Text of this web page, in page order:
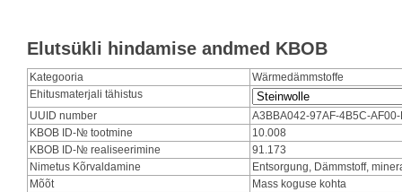
Elutsükli hindamise andmed KBOB
Kategooria
Wärmedämmstoffe
Ehitusmaterjali tähistus
UUID number
A3BBA042-97AF-4B5C-
KBOB ID-№ tootmine
10.008
KBOB ID-№ realiseerimine
91.173
Nimetus Kõrvaldamine
Entsorgung, Dämmstoff,
Mõõt
Mass koguse kohta